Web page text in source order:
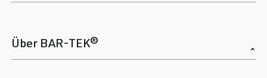
Über BAR-TEK®